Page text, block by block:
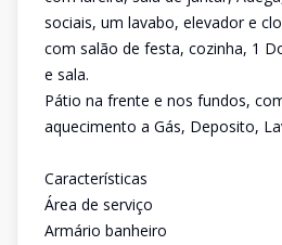
sociais, um lavabo, elevador e
com salão de festa, cozinha, 1
e sala.
Pátio na frente e nos fundos,
aquecimento a Gás, Deposito,
Características
Área de serviço
Armário banheiro